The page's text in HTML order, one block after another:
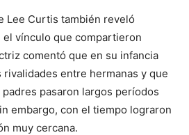
Lee Curtis también reveló
vínculo que compartieron
comentó que en su infancia
entre hermanas y que
pasaron largos períodos
embargo, con el tiempo lograron
muy cercana.